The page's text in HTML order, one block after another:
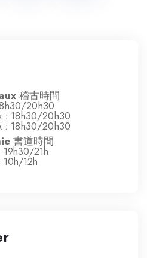
稽古時間
20h30
: 18h30/20h30
: 18h30/20h30
書道時間
19h30/21h
10h/12h